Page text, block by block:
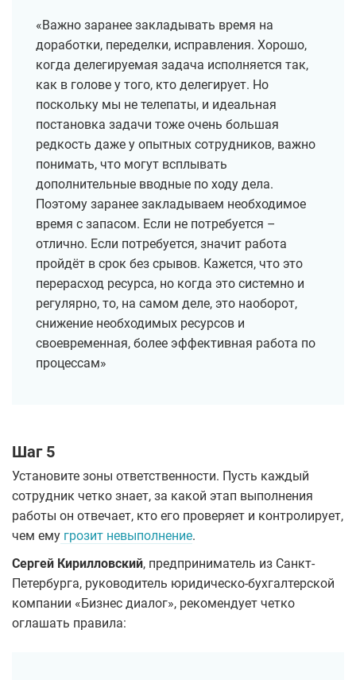
«Важно заранее закладывать время на
доработки, переделки, исправления. Хорошо,
когда делегируемая задача исполняется так,
как в голове у того, кто делегирует. Но
поскольку мы не телепаты, и идеальная
постановка задачи тоже очень большая
редкость даже у опытных сотрудников, важно
понимать, что могут всплывать
дополнительные вводные по ходу дела.
Поэтому заранее закладываем необходимое
время с запасом. Если не потребуется –
отлично. Если потребуется, значит работа
пройдёт в срок без срывов. Кажется, что это
перерасход ресурса, но когда это системно и
регулярно, то, на самом деле, это наоборот,
снижение необходимых ресурсов и
своевременная, более эффективная работа по
процессам»
Шаг 5
Установите зоны ответственности. Пусть каждый
сотрудник четко знает, за какой этап выполнения
работы он отвечает, кто его проверяет и контролирует,
чем ему грозит невыполнение.
Сергей Кирилловский, предприниматель из Санкт-
Петербурга, руководитель юридическо-бухгалтерской
компании «Бизнес диалог», рекомендует четко
оглашать правила: